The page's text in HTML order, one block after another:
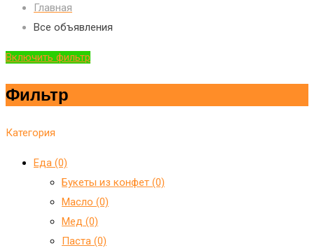
Главная
Все объявления
Включить фильтр
Фильтр
Категория
Еда (0)
Букеты из конфет (0)
Масло (0)
Мед (0)
Паста (0)